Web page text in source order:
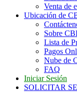
Venta de
Ubicación de
Sobre
Lista de
Pagos
Nube de
FAQ
Iniciar Sesión
SOLICITAR